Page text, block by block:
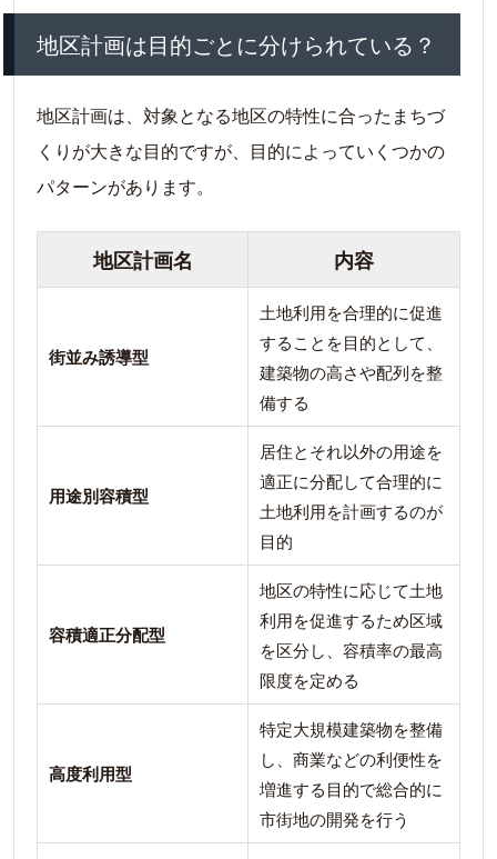
地区計画は目的ごとに分けられている？
地区計画は、対象となる地区の特性に合ったまちづ
くりが大きな目的ですが、目的によっていくつかの
パターンがあります。
地区計画名 内容
街並み誘導型
土地利用を合理的に促進
することを目的として、
建築物の高さや配列を整
備する
用途別容積型
居住とそれ以外の用途を
適正に分配して合理的に
土地利用を計画するのが
目的
容積適正分配型
地区の特性に応じて土地
利用を促進するため区域
を区分し、容積率の最高
限度を定める
高度利用型
特定大規模建築物を整備
し、商業などの利便性を
増進する目的で総合的に
市街地の開発を行う